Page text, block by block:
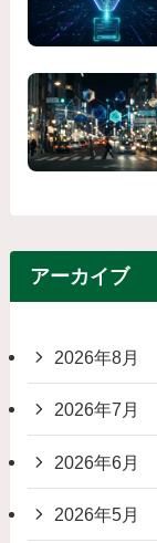
アーカイブ
2026年8月
2026年7月
2026年6月
2026年5月